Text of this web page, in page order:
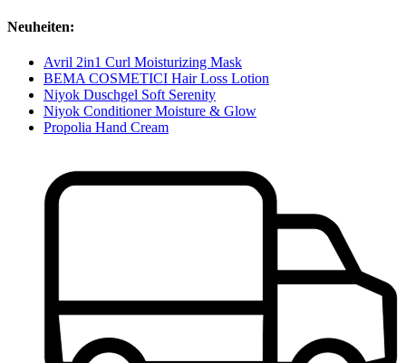
Neuheiten:
Avril 2in1 Curl Moisturizing Mask
BEMA COSMETICI Hair Loss Lotion
Niyok Duschgel Soft Serenity
Niyok Conditioner Moisture & Glow
Propolia Hand Cream